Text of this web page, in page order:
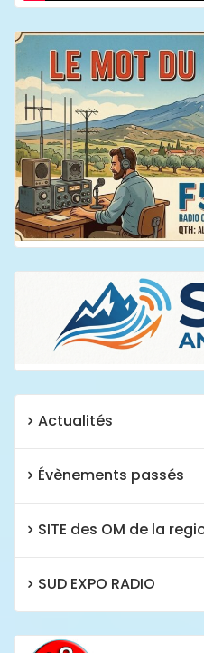
Actualités
Évènements passés
SITE des OM de la
SUD EXPO RADIO